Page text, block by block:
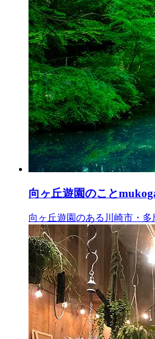
向ヶ丘遊園のこと
向ヶ丘遊園のある川崎市・多